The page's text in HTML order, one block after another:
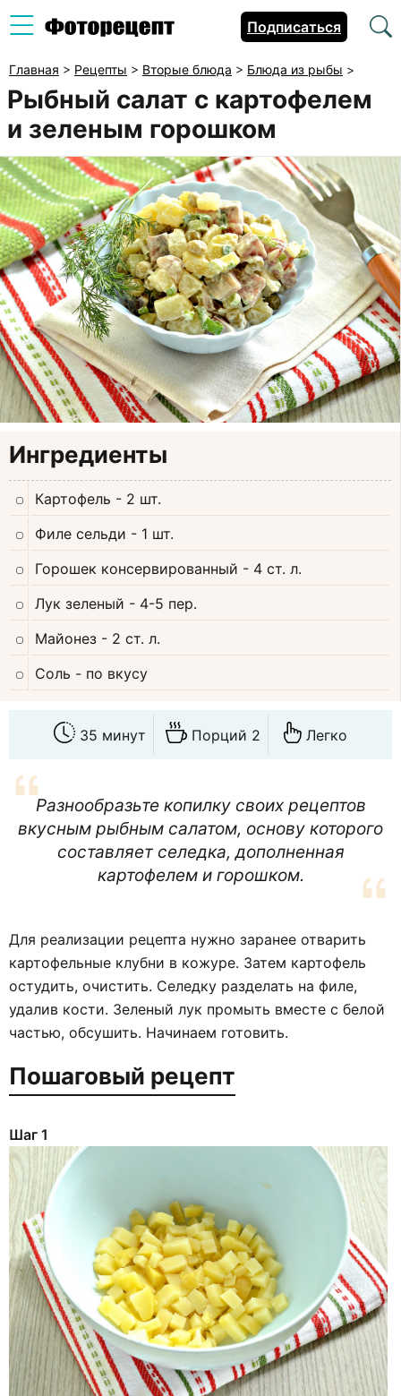
Подписаться
Главная > Рецепты > Вторые блюда > Блюда из рыбы >
Рыбный салат с картофелем
и зеленым горошком
Ингредиенты
Картофель - 2 шт.
Филе сельди - 1 шт.
Горошек консервированный - 4 ст. л.
Лук зеленый - 4-5 пер.
Майонез - 2 ст. л.
Соль - по вкусу
35 минут Порций 2 Легко
Разнообразьте копилку своих рецептов
вкусным рыбным салатом, основу которого
составляет селедка, дополненная
картофелем и горошком.
Для реализации рецепта нужно заранее отварить
картофельные клубни в кожуре. Затем картофель
остудить, очистить. Селедку разделать на филе,
удалив кости. Зеленый лук промыть вместе с белой
частью, обсушить. Начинаем готовить.
Пошаговый рецепт
Шаг 1